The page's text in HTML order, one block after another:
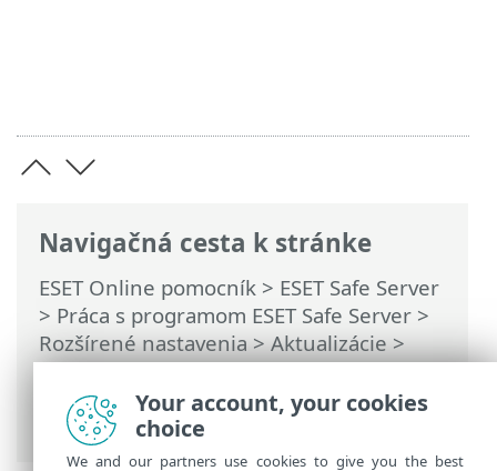
Navigačná cesta k stránke
ESET Online pomocník > ESET Safe Server
> Práca s programom ESET Safe Server >
Rozšírené nastavenia>Aktualizácie>
Vrátenie zmien aktualizácií> Vrátenie
zmien – časový interval pozastavenia
aktualizácií
Your account, your cookies
choice
We and our partners use cookies to give you the best